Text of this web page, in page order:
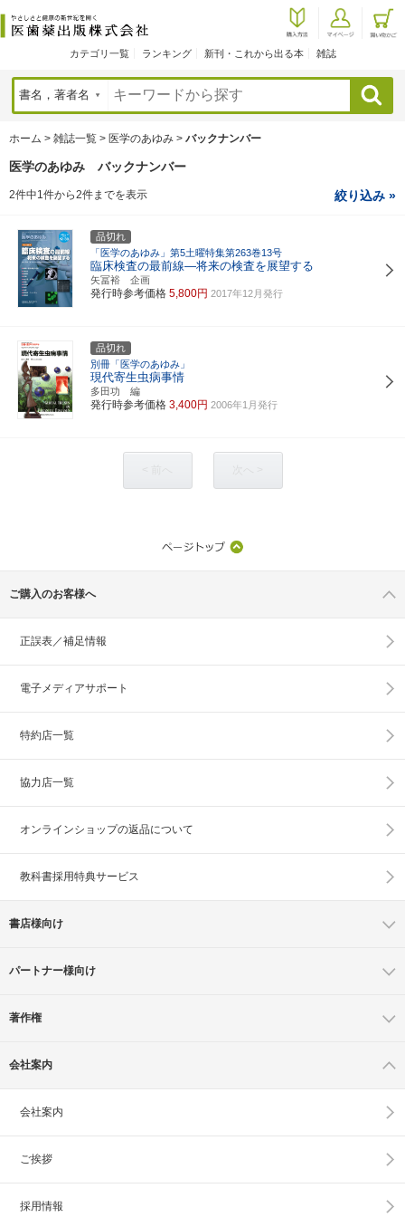
カテゴリ一覧 ランキング 新刊・これから出る本 雑誌
検索
ホーム > 雑誌一覧 > 医学のあゆみ > バックナンバー
医学のあゆみ バックナンバー
2件中1件から2件までを表示 絞り込み »
品切れ
「医学のあゆみ」第5土曜特集第263巻13号
臨床検査の最前線―将来の検査を展望する
矢冨裕 企画
発行時参考価格 5,800円 2017年12月発行
品切れ
別冊「医学のあゆみ」
現代寄生虫病事情
多田功 編
発行時参考価格 3,400円 2006年1月発行
ご購入のお客様へ
正誤表／補足情報
電子メディアサポート
特約店一覧
協力店一覧
オンラインショップの返品について
教科書採用特典サービス
書店様向け
パートナー様向け
著作権
会社案内
会社案内
ご挨拶
採用情報